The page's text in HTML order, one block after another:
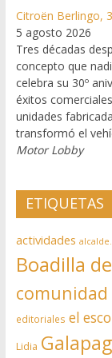
Citroën Berlingo,
5 agosto 2026
Tres décadas
concepto que
celebra su 30º
éxitos
unidades
transformó el
Motor Lobby
ETIQUETAS
actividades alcalde.
Boadilla
editoriales el
Lidia